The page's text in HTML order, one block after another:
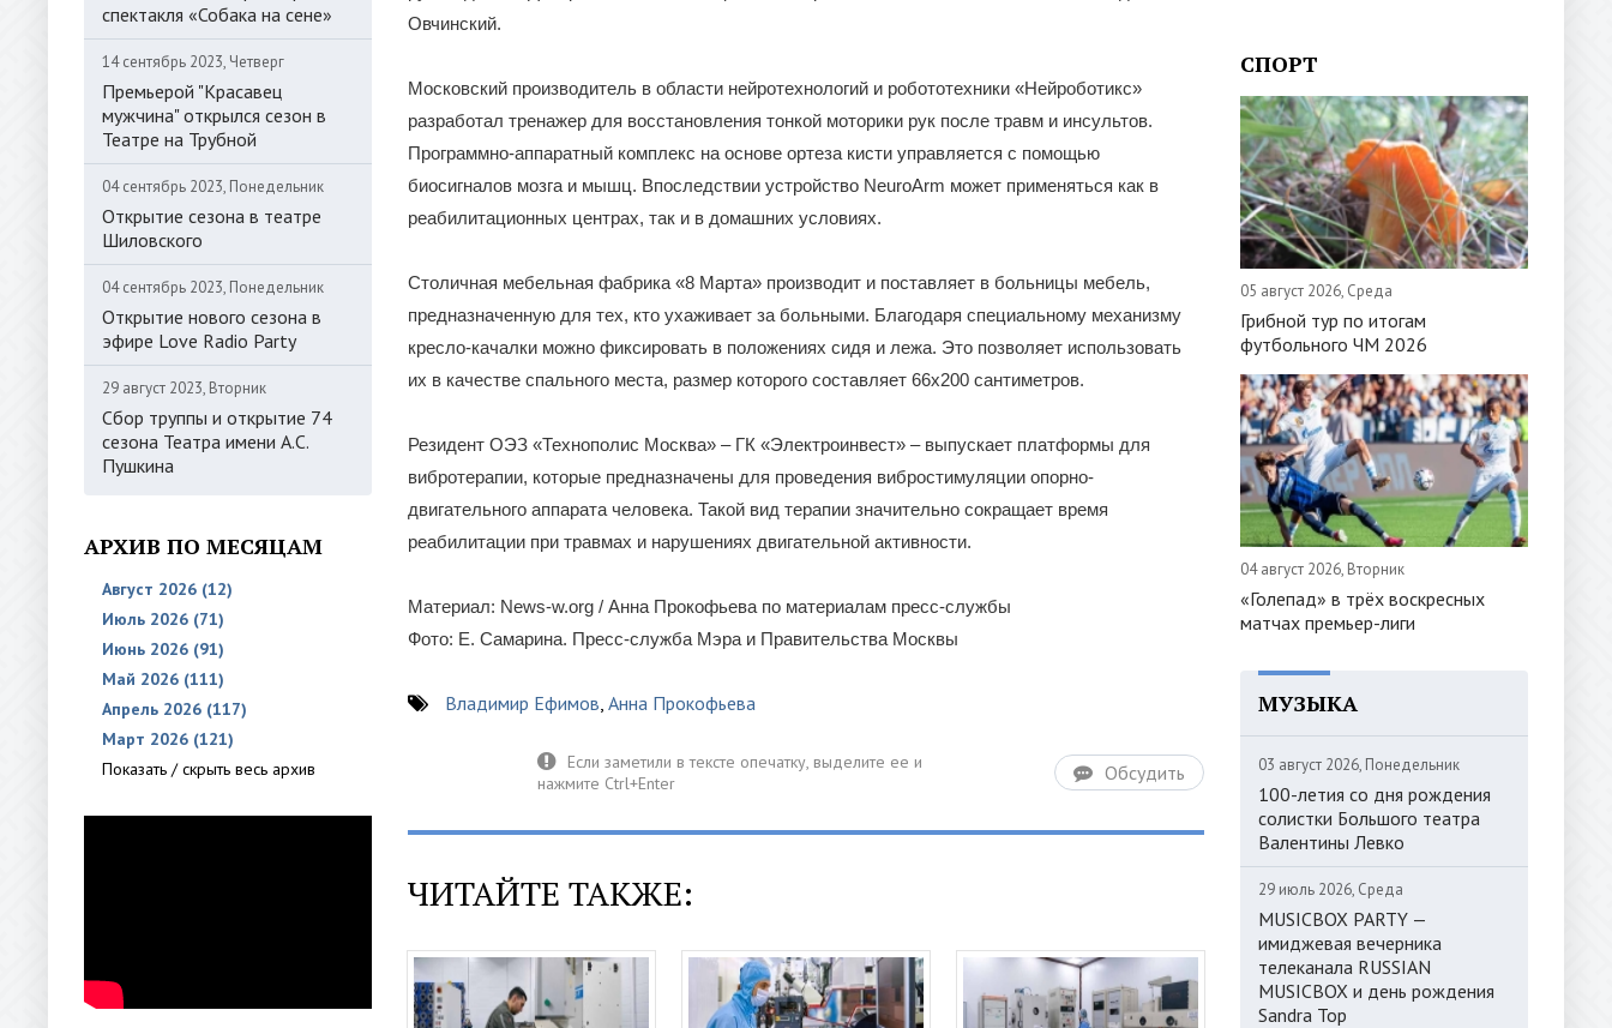
спектакля «Собака на сене»
14 сентябрь 2023, Четверг
Премьерой "Красавец
мужчина" открылся сезон в
Театре на Трубной
04 сентябрь 2023, Понедельник
Открытие сезона в театре
Шиловского
04 сентябрь 2023, Понедельник
Открытие нового сезона в
эфире Love Radio Party
29 август 2023, Вторник
Сбор труппы и открытие 74
сезона Театра имени А.С.
Пушкина
АРХИВ ПО МЕСЯЦАМ
Август 2026 (12)
Июль 2026 (71)
Июнь 2026 (91)
Май 2026 (111)
Апрель 2026 (117)
Март 2026 (121)
Показать / скрыть весь архив
Овчинский.
Московский производитель в области нейротехнологий и робототехники «Нейроботикс»
разработал тренажер для восстановления тонкой моторики рук после травм и инсультов.
Программно-аппаратный комплекс на основе ортеза кисти управляется с помощью
биосигналов мозга и мышц. Впоследствии устройство NeuroArm может применяться как в
реабилитационных центрах, так и в домашних условиях.
Столичная мебельная фабрика «8 Марта» производит и поставляет в больницы мебель,
предназначенную для тех, кто ухаживает за больными. Благодаря специальному механизму
кресло-качалки можно фиксировать в положениях сидя и лежа. Это позволяет использовать
их в качестве спального места, размер которого составляет 66х200 сантиметров.
Резидент ОЭЗ «Технополис Москва» – ГК «Электроинвест» – выпускает платформы для
вибротерапии, которые предназначены для проведения вибростимуляции опорно-
двигательного аппарата человека. Такой вид терапии значительно сокращает время
реабилитации при травмах и нарушениях двигательной активности.
Материал: News-w.org / Анна Прокофьева по материалам пресс-службы
Фото: Е. Самарина. Пресс-служба Мэра и Правительства Москвы
Владимир Ефимов, Анна Прокофьева
Обсудить
ЧИТАЙТЕ ТАКЖЕ:
СПОРТ
05 август 2026, Среда
Грибной тур по итогам
футбольного ЧМ 2026
04 август 2026, Вторник
«Голепад» в трёх воскресных
матчах премьер-лиги
МУЗЫКА
03 август 2026, Понедельник
100-летия со дня рождения
солистки Большого театра
Валентины Левко
29 июль 2026, Среда
MUSICBOX PARTY —
имиджевая вечерника
телеканала RUSSIAN
MUSICBOX и день рождения
Sandra Top